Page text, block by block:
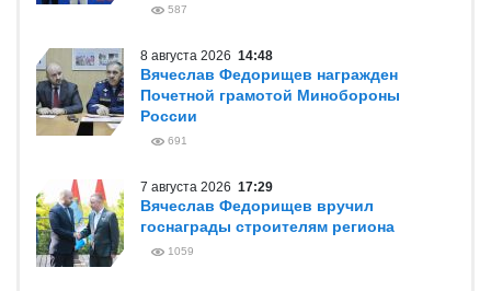
587
8 августа 2026 14:48
Вячеслав Федорищев награжден
Почетной грамотой Минобороны
России
691
7 августа 2026 17:29
Вячеслав Федорищев вручил
госнаграды строителям региона
1059